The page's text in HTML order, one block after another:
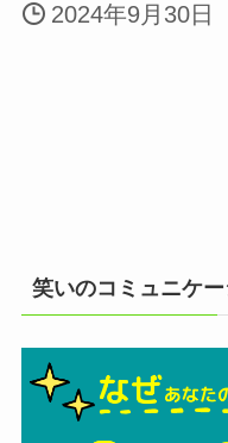
2024年9月30日
笑いのコミュニケ